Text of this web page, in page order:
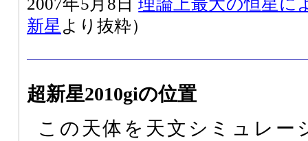
新星 より抜粋）
超新星2010giの位置
この天体を天文シミュレー